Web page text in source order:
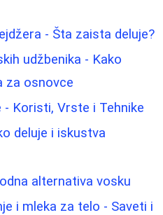
- Šta zaista deluje?
udžbenika - Kako
za osnovce
Koristi, Vrste i Tehnike
deluje i iskustva
alternativa vosku
i mleka za telo - Saveti i